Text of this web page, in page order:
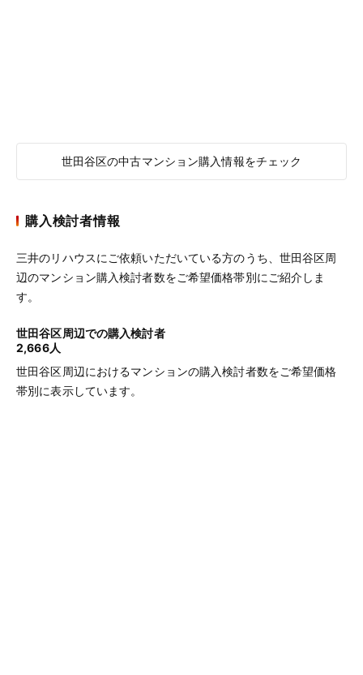
世田谷区の中古マンション購入情報をチェック
購入検討者情報
三井のリハウスにご依頼いただいている方のうち、世田谷区周
辺のマンション購入検討者数をご希望価格帯別にご紹介しま
す。
世田谷区周辺での購入検討者
2,666人
世田谷区周辺におけるマンションの購入検討者数をご希望価格
帯別に表示しています。